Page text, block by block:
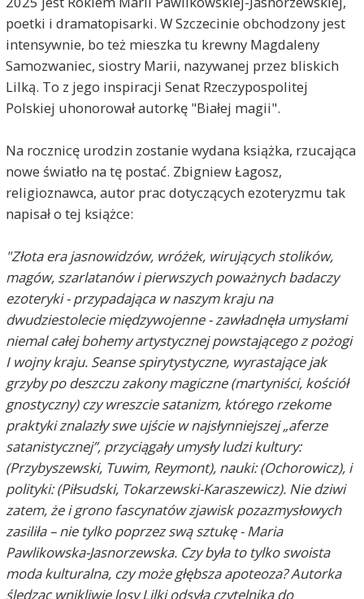
poetki i dramatopisarki. W Szczecinie obchodzony jest
intensywnie, bo też mieszka tu krewny Magdaleny
Samozwaniec, siostry Marii, nazywanej przez bliskich
Lilką. To z jego inspiracji Senat Rzeczypospolitej
Polskiej uhonorował autorkę "Białej magii".
Na rocznicę urodzin zostanie wydana książka, rzucająca
nowe światło na tę postać. Zbigniew Łagosz,
religioznawca, autor prac dotyczących ezoteryzmu tak
napisał o tej książce:
"Złota era jasnowidzów, wróżek, wirujących stolików,
magów, szarlatanów i pierwszych poważnych badaczy
ezoteryki - przypadająca w naszym kraju na
dwudziestolecie międzywojenne - zawładnęła umysłami
niemal całej bohemy artystycznej powstającego z pożogi
I wojny kraju. Seanse spirytystyczne, wyrastające jak
grzyby po deszczu zakony magiczne (martyniści, kościół
gnostyczny) czy wreszcie satanizm, którego rzekome
praktyki znalazły swe ujście w najsłynniejszej „aferze
satanistycznej”, przyciągały umysły ludzi kultury:
(Przybyszewski, Tuwim, Reymont), nauki: (Ochorowicz), i
polityki: (Piłsudski, Tokarzewski-Karaszewicz). Nie dziwi
zatem, że i grono fascynatów zjawisk pozazmysłowych
zasiliła – nie tylko poprzez swą sztukę - Maria
Pawlikowska-Jasnorzewska. Czy była to tylko swoista
moda kulturalna, czy może głębsza apoteoza? Autorka
śledząc wnikliwie losy Lilki odsyła czytelnika do